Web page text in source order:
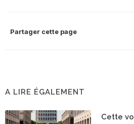
Partager cette page
A LIRE ÉGALEMENT
Cette